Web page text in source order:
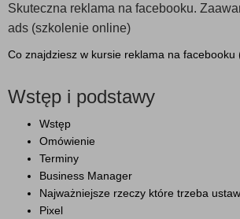
Skuteczna reklama na facebooku.
ads (szkolenie online)
Co znajdziesz w kursie reklama na facebooku
Wstęp i podstawy
Wstęp
Omówienie
Terminy
Business Manager
Najważniejsze rzeczy które trzeba
Pixel